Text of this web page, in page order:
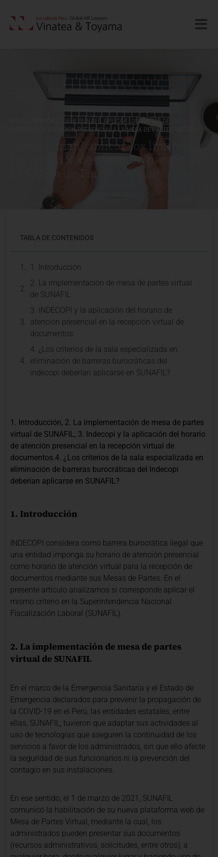
¿DEBE SUNAFIL APLICAR LOS LÍMITES DE LOS
HORARIOS DE ATENCIÓN PRESENCIAL A LA MESA DE PARTES VIRTUAL?
¿Debe Sunafil aplicar los límites de
los horarios de atención presencial
a la Mesa de Partes Virtual?
TABLA DE CONTENIDOS
1. Introducción
2. La implementación de mesa de partes virtual
de SUNAFIL
3. INDECOPI y la aplicación del horario de
atención presencial en la recepción virtual de
documentos
4. ¿Los criterios de la sala especializada en
eliminación de barreras burocráticas del
indecopi deberían aplicarse en SUNAFIL?
1. Introducción, 2. La implementación de mesa de partes
virtual de SUNAFIL, 3. Indecopi y la aplicación del horario
de atención presencial en la recepción virtual de
documentos.4. ¿Los criterios de la sala especializada en
eliminación de barreras burocráticas del Indecopi
deberían aplicarse en SUNAFIL?
1. Introducción
INDECOPI considera como barrera burocrática ilegal que
una entidad imponga su horario de atención presencial
como horario de atención virtual para la recepción de
documentos mediante sus Mesas de Partes. En el
presente artículo analizamos si corresponde aplicar el
mismo criterio en la Superintendencia Nacional
Fiscalización Laboral (SUNAFIL).
2. La implementación de mesa de partes
virtual de SUNAFIL
En el marco de la Emergencia Sanitaria y el Estado de
Emergencia declarados para prevenir la propagación de
la COVID-19 en el Perú, las entidades estatales, entre
ellas, SUNAFIL, tuvieron que adaptar sus actividades al
uso de tecnologías que aseguren la continuidad de los
servicios a favor de los administrados, sin que ello afecte
la seguridad de sus funcionarios ni la prevención del
contagio en sus instalaciones.
En ese sentido, el 1 de marzo de 2021, SUNAFIL
comunicó la habilitación de su nueva plataforma web de
Mesa de Partes Virtual, mediante la cual, los
administrados pueden presentar sus documentos
(recursos administrativos, solicitudes, entre otros), a